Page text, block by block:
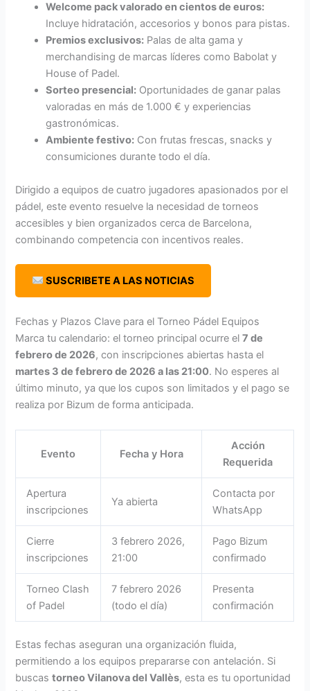
Welcome pack valorado en cientos de euros:
Incluye hidratación, accesorios y bonos para pistas.
Premios exclusivos: Palas de alta gama y
merchandising de marcas líderes como Babolat y
House of Padel.
Sorteo presencial: Oportunidades de ganar palas
valoradas en más de 1.000 € y experiencias
gastronómicas.
Ambiente festivo: Con frutas frescas, snacks y
consumiciones durante todo el día.
Dirigido a equipos de cuatro jugadores apasionados por el
pádel, este evento resuelve la necesidad de torneos
accesibles y bien organizados cerca de Barcelona,
combinando competencia con incentivos reales.
​ SUSCRIBETE A LAS NOTICIAS
Fechas y Plazos Clave para el Torneo Pádel Equipos
Marca tu calendario: el torneo principal ocurre el7 de
febrero de 2026, con inscripciones abiertas hasta el
martes 3 de febrero de 2026 a las 21:00. No esperes al
último minuto, ya que los cupos son limitados y el pago se
realiza por Bizum de forma anticipada.
Evento Fecha y Hora
Acción
Requerida
Apertura
inscripciones
Ya abierta
Contacta por
WhatsApp
Cierre
inscripciones
3 febrero 2026,
21:00
Pago Bizum
confirmado
Torneo Clash
of Padel
7 febrero 2026
(todo el día)
Presenta
confirmación
Estas fechas aseguran una organización fluida,
permitiendo a los equipos prepararse con antelación. Si
buscastorneo Vilanova del Vallès, esta es tu oportunidad